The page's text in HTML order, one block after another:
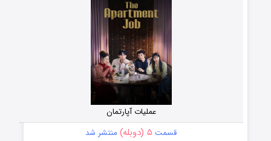
عملیات آپارتمان
قسمت ۵ (دوبله) منتشر شد